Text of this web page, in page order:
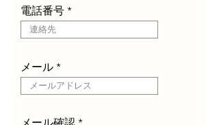
電話番号
メール